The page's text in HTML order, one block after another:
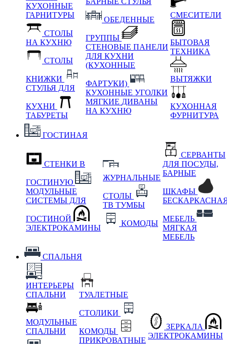
КУХОННЫЕ
ГАРНИТУРЫ
СТОЛЫ
НА КУХНЮ
СТОЛЫ
КНИЖКИ
СТУЛЬЯ ДЛЯ
КУХНИ
ТАБУРЕТЫ
ОБЕДЕННЫЕ
ГРУППЫ
СТЕНОВЫЕ ПАНЕЛИ
ДЛЯ КУХНИ
(КУХОННЫЕ
ФАРТУКИ)
КУХОННЫЕ УГОЛКИ
МЯГКИЕ ДИВАНЫ
НА КУХНЮ
СМЕСИТЕЛИ
БЫТОВАЯ
ТЕХНИКА
ВЫТЯЖКИ
КУХОННАЯ
ФУРНИТУРА
ГОСТИНАЯ
СТЕНКИ В
ГОСТИНУЮ
МОДУЛЬНЫЕ
СИСТЕМЫ ДЛЯ
ГОСТИНОЙ
ЭЛЕКТРОКАМИНЫ
ЖУРНАЛЬНЫЕ
СТОЛЫ
ТВ ТУМБЫ
КОМОДЫ
СЕРВАНТЫ
ДЛЯ ПОСУДЫ,
БАРНЫЕ
ШКАФЫ
МЕБЕЛЬ
МЯГКАЯ
МЕБЕЛЬ
СПАЛЬНЯ
ИНТЕРЬЕРЫ
СПАЛЬНИ
МОДУЛЬНЫЕ
СПАЛЬНИ
ТУАЛЕТНЫЕ
СТОЛИКИ
КОМОДЫ
ПРИКРОВАТНЫЕ
ЗЕРКАЛА
ЭЛЕКТРОКАМИНЫ